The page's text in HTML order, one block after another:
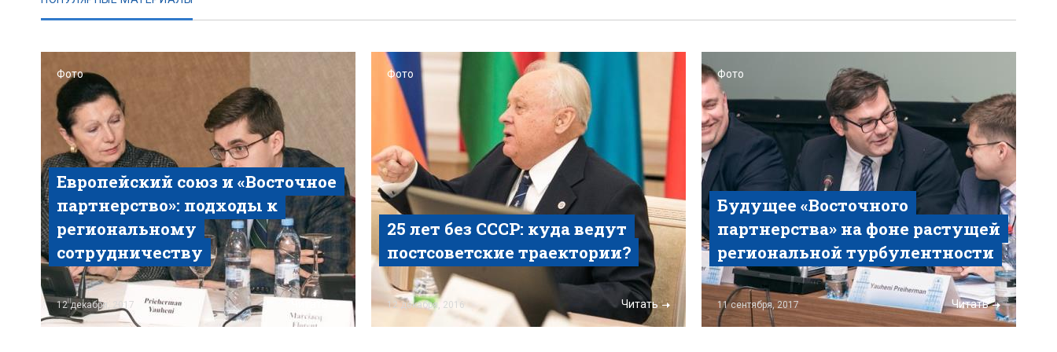
Фото
Европейский союз и «Восточное
партнерство»: подходы к
региональному
сотрудничеству
12 декабря, 2017 Читать
Фото
25 лет без СССР: куда ведут
постсоветские траектории?
12 декабря, 2016 Читать
Фото
Будущее «Восточного
партнерства» на фоне растущей
региональной турбулентности
11 сентября, 2017 Читать